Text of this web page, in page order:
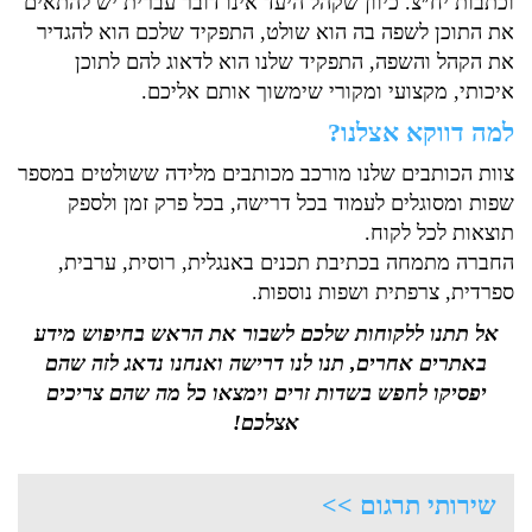
את התוכן לשפה בה הוא שולט, התפקיד שלכם הוא להגדיר
את הקהל והשפה, התפקיד שלנו הוא לדאוג להם לתוכן
איכותי, מקצועי ומקורי שימשוך אותם אליכם.
למה דווקא אצלנו?
צוות הכותבים שלנו מורכב מכותבים מלידה ששולטים במספר
שפות ומסוגלים לעמוד בכל דרישה, בכל פרק זמן ולספק
תוצאות לכל לקוח.
החברה מתמחה בכתיבת תכנים באנגלית, רוסית, ערבית,
ספרדית, צרפתית ושפות נוספות.
אל תתנו ללקוחות שלכם לשבור את הראש בחיפוש מידע
באתרים אחרים, תנו לנו דרישה ואנחנו נדאג לזה שהם
יפסיקו לחפש בשדות זרים וימצאו כל מה שהם צריכים
אצלכם!
שירותי תרגום >>